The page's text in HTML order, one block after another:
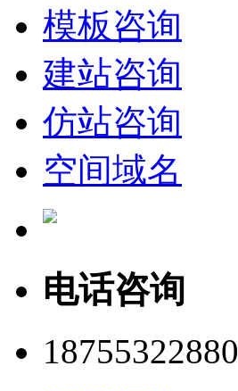
模板咨询
建站咨询
仿站咨询
空间域名
电话咨询
18755322880